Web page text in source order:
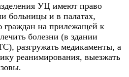
УЦ имеют право
больницы и в палатах,
граждан на прилежащей к
болезни (в здании
разгружать медикаменты, а
реанимирования, выезжать